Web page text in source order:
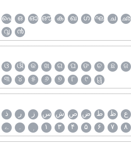
ഐ ഒ ഓ ഔ ക ഖ ഗ ഘ ച ഛ
൮ ൯
ଓ ଔ କ ଖ ଗ ଘ ଙ ଚ ଛ ଜ
୩ ୪ ୫ ୬ ୭ ୮ ୯ ୱ
ذ ر ز س ش ص ض ط ظ ع
ے ۔ ۱ ۳ ۴ ۵ ۶ ۷ ۸